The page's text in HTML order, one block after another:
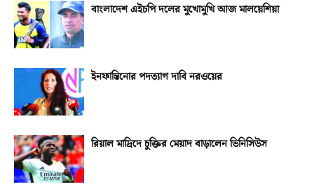
বাংলাদেশ এইচপি দলের মুখোমুখি আজ মালয়েশিয়া
ইনফান্তিনোর পদত্যাগ দাবি নরওয়ের
রিয়াল মাদ্রিদে চুক্তির মেয়াদ বাড়ালেন ভিনিসিউস